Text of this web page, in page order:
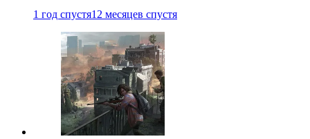
1 год спустя12 месяцев спустя